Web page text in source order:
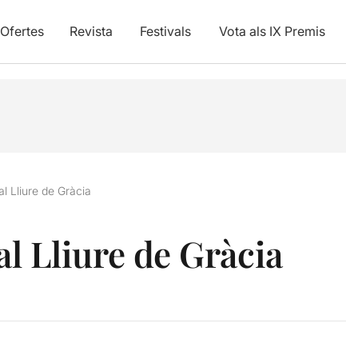
Ofertes Revista Festivals Vota als IX Premis
Lliure de Gràcia
Lliure de Gràcia